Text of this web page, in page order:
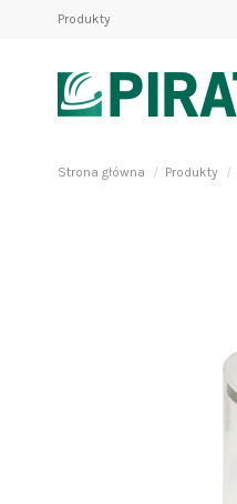
Produkty
Strona główna Produkty